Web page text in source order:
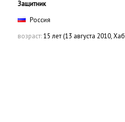
Защитник
Россия
возраст:15 лет (13 августа 2010,